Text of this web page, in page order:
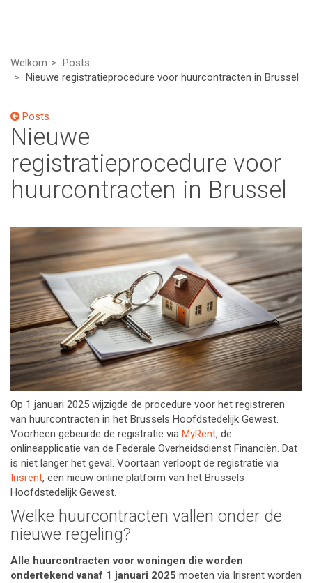
Welkom
Posts
Nieuwe registratieprocedure voor huurcontracten in Brussel
Posts
Nieuwe
registratieprocedure voor
huurcontracten in Brussel
Op 1 januari 2025 wijzigde de procedure voor het registreren
van huurcontracten in het Brussels Hoofdstedelijk Gewest.
Voorheen gebeurde de registratie via MyRent, de
onlineapplicatie van de Federale Overheidsdienst Financiën. Dat
is niet langer het geval. Voortaan verloopt de registratie via
Irisrent, een nieuw online platform van het Brussels
Hoofdstedelijk Gewest.
Welke huurcontracten vallen onder de
nieuwe regeling?
Alle huurcontracten voor woningen die worden
ondertekend vanaf 1 januari 2025 moeten via Irisrent worden